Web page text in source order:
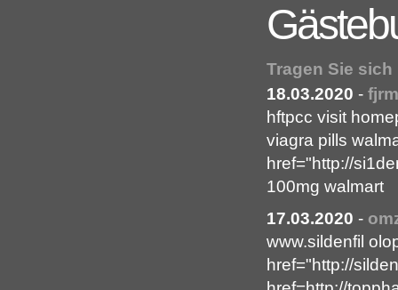
Tragen Sie
18.03.2020 -
hftpcc visit
viagra pills
href="http://
100mg walmart
17.03.2020 -
www.sildenfil
href="http://